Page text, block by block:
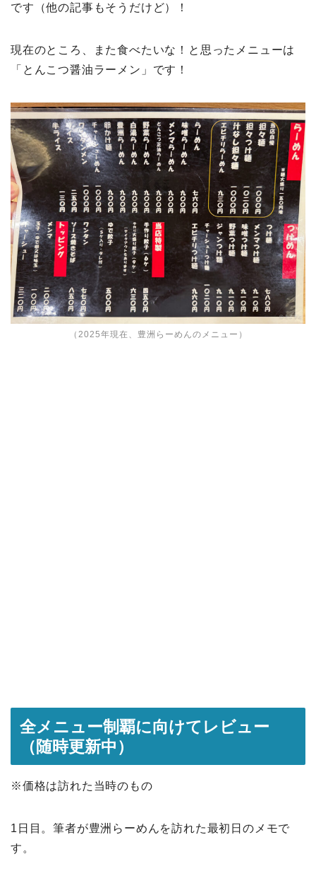
です（他の記事もそうだけど）！
現在のところ、また食べたいな！と思ったメニューは
「とんこつ醤油ラーメン」です！
（2025年現在、豊洲らーめんのメニュー）
全メニュー制覇に向けてレビュー
（随時更新中）
※価格は訪れた当時のもの
1日目。筆者が豊洲らーめんを訪れた最初日のメモで
す。